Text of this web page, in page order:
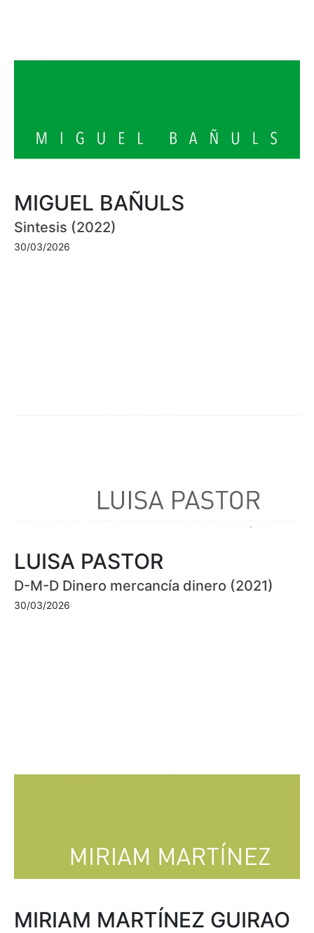
MIGUEL BAÑULS
Sintesis (2022)
30/03/2026
LUISA PASTOR
D-M-D Dinero mercancía dinero (2021)
30/03/2026
MIRIAM MARTÍNEZ GUIRAO